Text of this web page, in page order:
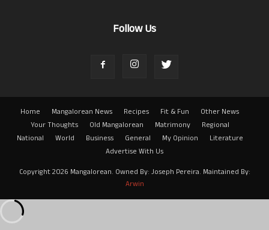
Follow Us
Home Mangalorean News Recipes Fit & Fun
Other News
Your Thoughts
Old Mangalorean Matrimony
Regional
National
World Business General My Opinion
Literature
Advertise With Us
Copyright 2026 Mangalorean. Owned By: Joseph Pereira. Maintained By:
Arwin